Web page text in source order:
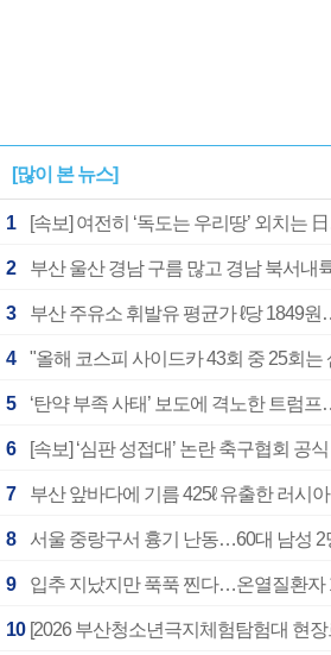
[많이 본 뉴스]
1
2
3 부산 주유소 휘발유 평균가 ℓ당 1849
4 "올해 코스피 사이드카 43회 중 25회는
5
6
7 부산 앞바다에 기름 425ℓ 유출한 러시
8 서울 중랑구서 흉기 난동…60대 남성 2
9 입추 지났지만 푹푹 찐다…온열질환자
10